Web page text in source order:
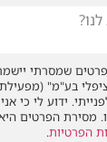
שמסרתי
בע"מ"
ידוע לי כי
מסירת הפרטים
הפרטיות.